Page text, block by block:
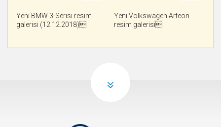
Yeni BMW 3-Serisi resim
galerisi (12.12.2018)
Yeni Volkswagen Arteon
resim galerisi